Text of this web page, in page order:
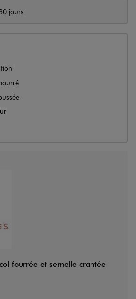
30 jours
fourrée et semelle crantée